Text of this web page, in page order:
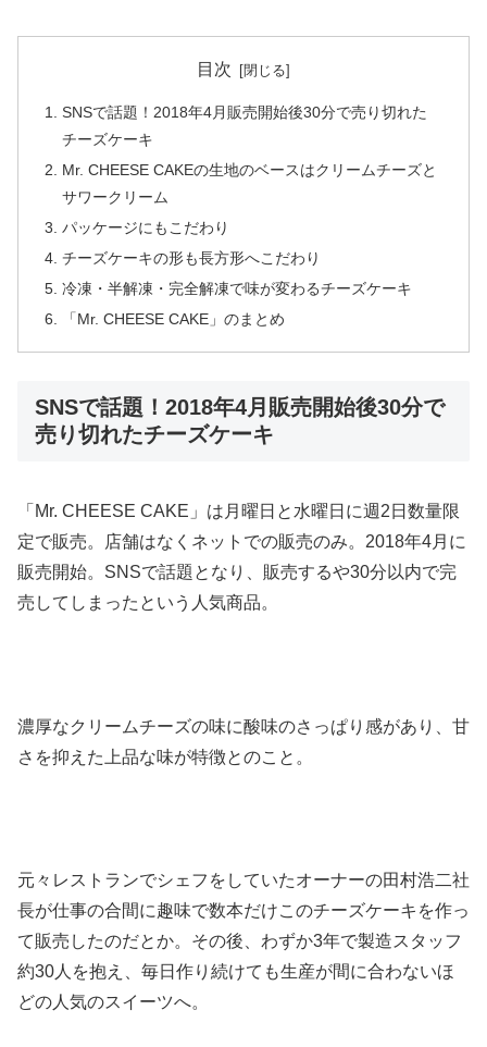
目次
SNSで話題！2018年4月販売開始後30分で売り切れた
チーズケーキ
Mr. CHEESE CAKEの生地のベースはクリームチーズと
サワークリーム
パッケージにもこだわり
チーズケーキの形も長方形へこだわり
冷凍・半解凍・完全解凍で味が変わるチーズケーキ
「Mr. CHEESE CAKE」のまとめ
SNSで話題！2018年4月販売開始後30分で
売り切れたチーズケーキ
「Mr. CHEESE CAKE」は月曜日と水曜日に週2日数量限
定で販売。店舗はなくネットでの販売のみ。2018年4月に
販売開始。SNSで話題となり、販売するや30分以内で完
売してしまったという人気商品。
濃厚なクリームチーズの味に酸味のさっぱり感があり、甘
さを抑えた上品な味が特徴とのこと。
元々レストランでシェフをしていたオーナーの田村浩二社
長が仕事の合間に趣味で数本だけこのチーズケーキを作っ
て販売したのだとか。その後、わずか3年で製造スタッフ
約30人を抱え、毎日作り続けても生産が間に合わないほ
どの人気のスイーツへ。